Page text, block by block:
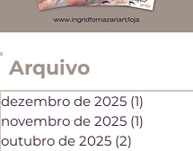
Arquivo
dezembro de 2025 (1)
novembro de 2025 (1)
outubro de 2025 (2)